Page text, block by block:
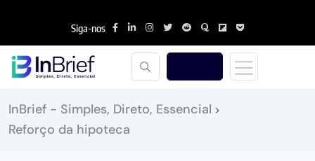
Siga-nos
InBrief - Simples, Direto, Essencial >
Reforço da hipoteca